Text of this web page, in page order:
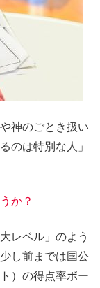
神のごとき扱い
のは特別な人」
か？
レベル」のよう
し前までは国公
）の得点率ボー